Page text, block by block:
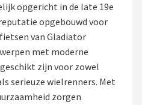
opgericht in de late 19e
opgebouwd voor
van Gladiator
met moderne
zijn voor zowel
serieuze wielrenners. Met
zorgen